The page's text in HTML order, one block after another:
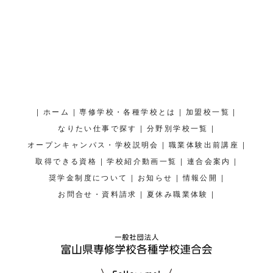
| ホーム |専修学校・各種学校とは | 加盟校一覧 |
なりたい仕事で探す |分野別学校一覧 |
オープンキャンパス・学校説明会 |職業体験出前講座 |
取得できる資格 |学校紹介動画一覧 | 連合会案内 |
奨学金制度について | お知らせ |情報公開 |
お問合せ・資料請求 | 夏休み職業体験 |